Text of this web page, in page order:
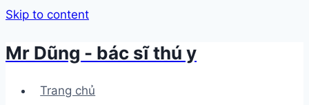
Skip to content
Mr Dũng - bác sĩ thú y
Trang chủ